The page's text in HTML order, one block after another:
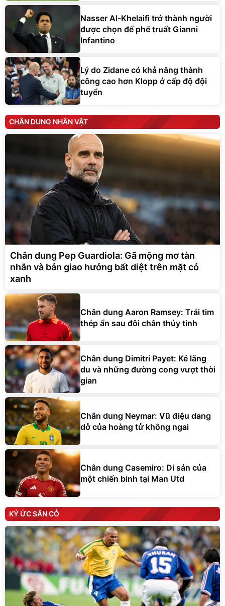
Nasser Al-Khelaifi trở thành người
được chọn để phế truất Gianni
Infantino
Lý do Zidane có khả năng thành
công cao hơn Klopp ở cấp độ đội
tuyển
CHÂN DUNG NHÂN VẬT
Chân dung Pep Guardiola: Gã mộng mơ tàn
nhẫn và bản giao hưởng bất diệt trên mặt cỏ
xanh
Chân dung Aaron Ramsey: Trái tim
thép ẩn sau đôi chân thủy tinh
Chân dung Dimitri Payet: Kẻ lãng
du và những đường cong vượt thời
gian
Chân dung Neymar: Vũ điệu dang
dở của hoàng tử không ngai
Chân dung Casemiro: Di sản của
một chiến binh tại Man Utd
KÝ ỨC SÂN CỎ